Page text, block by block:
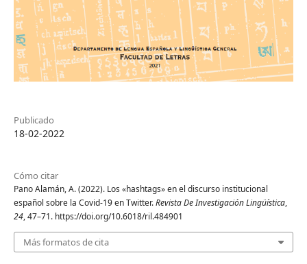
Publicado
18-02-2022
Cómo citar
Pano Alamán, A. (2022). Los «hashtags» en el discurso institucional
español sobre la Covid-19 en Twitter.Revista De Investigación Lingüística,
24, 47–71. https://doi.org/10.6018/ril.484901
Más formatos de cita